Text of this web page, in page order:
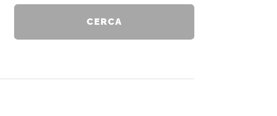
CERCA